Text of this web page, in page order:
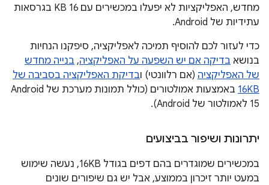
מחדש, האפליקציות לא יפעלו במכשירים עם 16 KB בגרסאות
עתידיות של Android.
כדי לעזור לכם להוסיף תמיכה לאפליקציה, סיפקנו הנחיות
בנושא בדיקה אם יש השפעה על האפליקציה, בנייה מחדש
של האפליקציה (אם רלוונטי) ובדיקת האפליקציה בסביבה של
16KB
באמצעות אמולטורים (כולל תמונות מערכת של Android
15 לאמולטור של Android).
יתרונות ושיפור בביצועים
במכשירים שמוגדרים בהם דפים בגודל 16KB, נעשה שימוש
במעט יותר זיכרון בממוצע, אבל יש גם שיפורים שונים